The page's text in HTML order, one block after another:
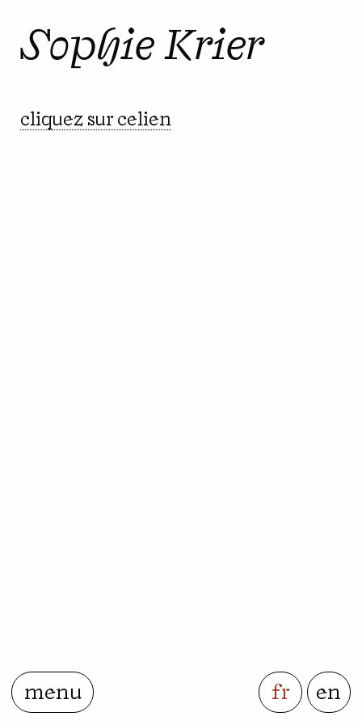
menu fr en
Sophie Krier
cliquez sur celien